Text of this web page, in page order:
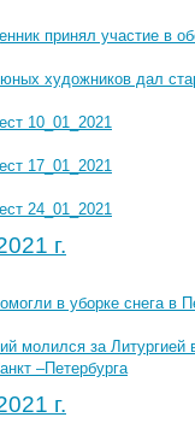
принял участие в
художников дал
10_01_2021
17_01_2021
24_01_2021
г.
в уборке снега в
молился за
–Петербурга
г.